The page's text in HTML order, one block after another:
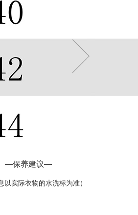
—保养建议—
以实际衣物的水洗标为准）